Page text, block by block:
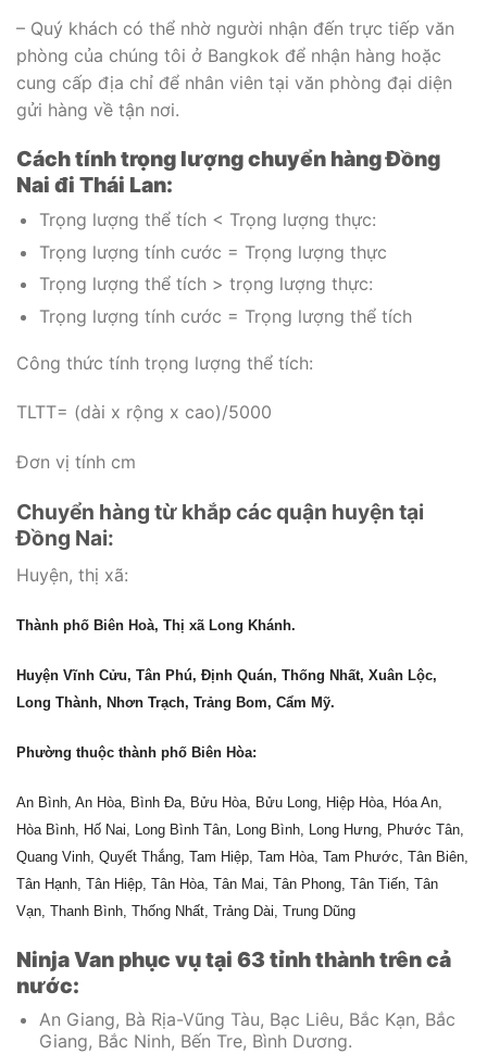
– Quý khách có thể nhờ người nhận đến trực tiếp văn
phòng của chúng tôi ở Bangkok để nhận hàng hoặc
cung cấp địa chỉ để nhân viên tại văn phòng đại diện
gửi hàng về tận nơi.
Cách tính trọng lượng chuyển hàng Đồng
Nai đi Thái Lan:
Trọng lượng thể tích < Trọng lượng thực:
Trọng lượng tính cước = Trọng lượng thực
Trọng lượng thể tích > trọng lượng thực:
Trọng lượng tính cước = Trọng lượng thể tích
Công thức tính trọng lượng thể tích:
TLTT= (dài x rộng x cao)/5000
Đơn vị tính cm
Chuyển hàng từ khắp các quận huyện tại
Đồng Nai:
Huyện, thị xã:
Thành phố Biên Hoà, Thị xã Long Khánh.
Huyện Vĩnh Cửu, Tân Phú, Định Quán, Thống Nhất, Xuân Lộc,
Long Thành, Nhơn Trạch, Trảng Bom, Cẩm Mỹ.
Phường thuộc thành phố Biên Hòa:
An Bình, An Hòa, Bình Đa, Bửu Hòa, Bửu Long, Hiệp Hòa, Hóa An,
Hòa Bình, Hố Nai, Long Bình Tân, Long Bình, Long Hưng, Phước Tân,
Quang Vinh, Quyết Thắng, Tam Hiệp, Tam Hòa, Tam Phước, Tân Biên,
Tân Hạnh, Tân Hiệp, Tân Hòa, Tân Mai, Tân Phong, Tân Tiến, Tân
Vạn, Thanh Bình, Thống Nhất, Trảng Dài, Trung Dũng
Ninja Van phục vụ tại 63 tỉnh thành trên cả
nước:
An Giang, Bà Rịa-Vũng Tàu, Bạc Liêu, Bắc Kạn, Bắc
Giang, Bắc Ninh, Bến Tre, Bình Dương.